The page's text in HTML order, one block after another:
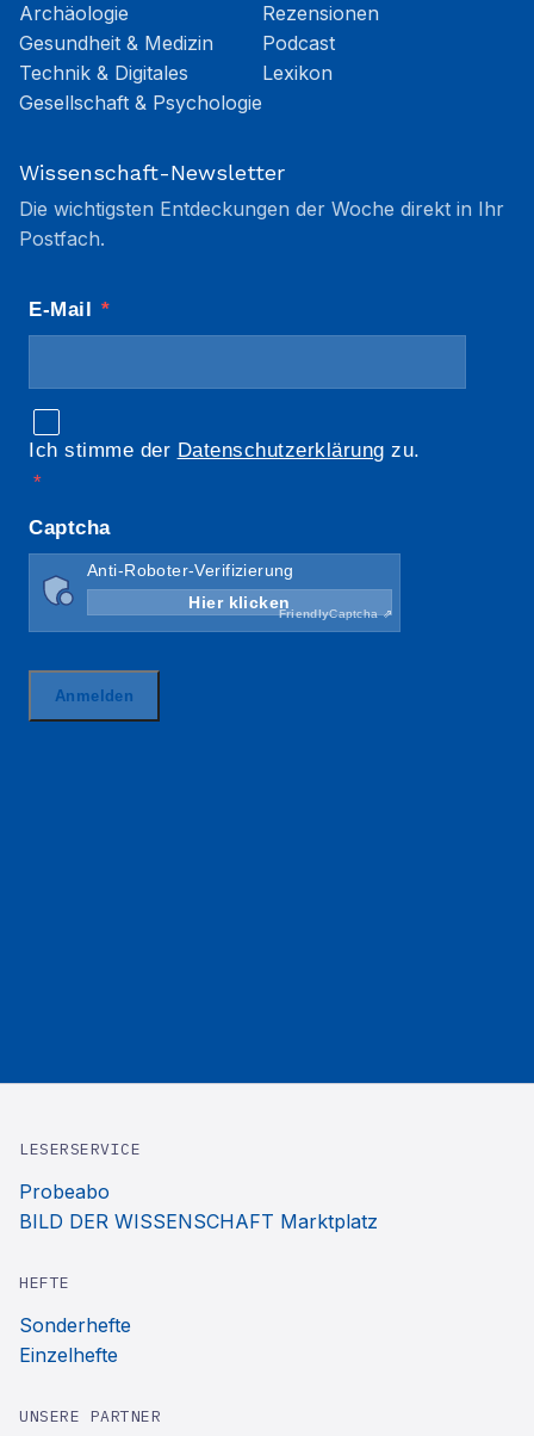
Archäologie
Gesundheit & Medizin
Technik & Digitales
Gesellschaft & Psychologie
Rezensionen
Podcast
Lexikon
Wissenschaft-Newsletter
Die wichtigsten Entdeckungen der Woche direkt in Ihr
Postfach.
LESERSERVICE
Probeabo
BILD DER WISSENSCHAFT Marktplatz
HEFTE
Sonderhefte
Einzelhefte
UNSERE PARTNER